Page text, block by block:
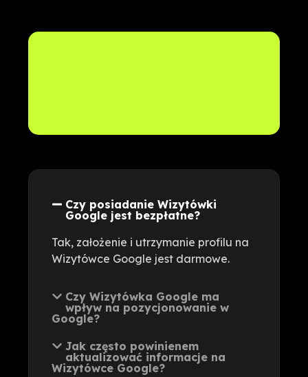
Czy posiadanie Wizytówki
Google jest bezpłatne?
Tak, założenie i utrzymanie profilu na
Wizytówce Google jest darmowe.
Czy Wizytówka Google ma
wpływ na pozycjonowanie w
Google?
Jak często powinienem
aktualizować informacje na
Wizytówce Google?